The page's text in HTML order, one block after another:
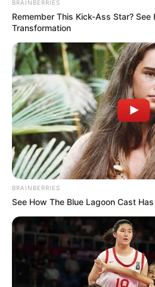
Egy célja volt, hogy
hangsúlyozta, hogy ő lesz az,
tenni” – írta Magyar Péter a
BRAINBERRIES
Remember This Kick-Ass Star? See
Transformation
BRAINBERRIES
See How The Blue Lagoon Cast